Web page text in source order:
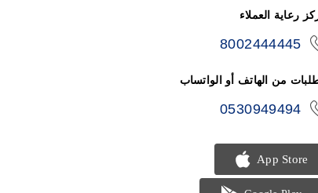
رعاية العملاء
8002444445
من الهاتف أو الواتساب
0530949494